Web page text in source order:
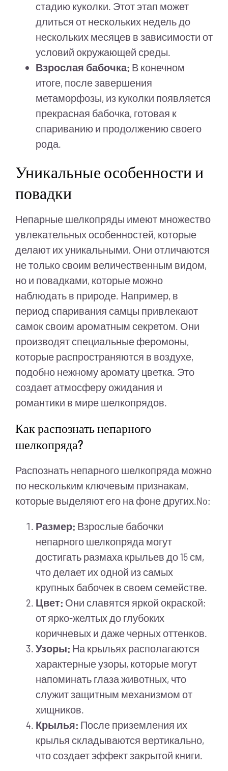
стадию куколки. Этот этап может
длиться от нескольких недель до
нескольких месяцев в зависимости от
условий окружающей среды.
Взрослая бабочка: В конечном
итоге, после завершения
метаморфозы, из куколки появляется
прекрасная бабочка, готовая к
спариванию и продолжению своего
рода.
Уникальные особенности и
повадки
Непарные шелкопряды имеют множество
увлекательных особенностей, которые
делают их уникальными. Они отличаются
не только своим величественным видом,
но и повадками, которые можно
наблюдать в природе. Например, в
период спаривания самцы привлекают
самок своим ароматным секретом. Они
производят специальные феромоны,
которые распространяются в воздухе,
подобно нежному аромату цветка. Это
создает атмосферу ожидания и
романтики в мире шелкопрядов.
Как распознать непарного
шелкопряда?
Распознать непарного шелкопряда можно
по нескольким ключевым признакам,
которые выделяют его на фоне других.No:
Размер: Взрослые бабочки
непарного шелкопряда могут
достигать размаха крыльев до 15 см,
что делает их одной из самых
крупных бабочек в своем семействе.
Цвет: Они славятся яркой окраской:
от ярко-желтых до глубоких
коричневых и даже черных оттенков.
Узоры: На крыльях располагаются
характерные узоры, которые могут
напоминать глаза животных, что
служит защитным механизмом от
хищников.
Крылья: После приземления их
крылья складываются вертикально,
что создает эффект закрытой книги.